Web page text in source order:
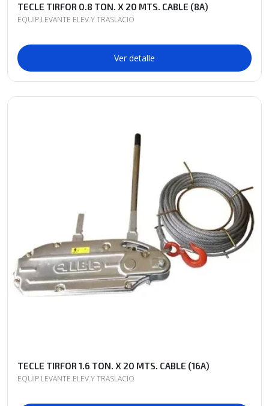
TECLE TIRFOR 0.8 TON. X 20 MTS. CABLE (8A)
EQUIP.LEVANTE ELEV.Y TRASLACIO
Ver detalle
TECLE TIRFOR 1.6 TON. X 20 MTS. CABLE (16A)
EQUIP.LEVANTE ELEV.Y TRASLACIO